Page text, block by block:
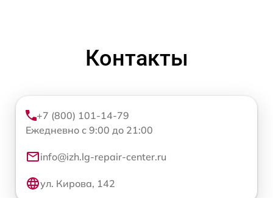
Контакты
+7 (800) 101-14-79
Ежедневно с 9:00 до 21:00
info@izh.lg-repair-center.ru
ул. Кирова, 142